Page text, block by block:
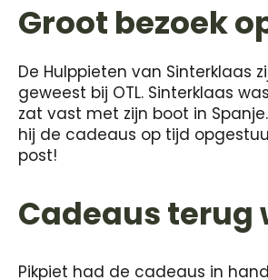
Groot bezoek
De Hulppieten van Sinterklaas
geweest bij OTL. Sinterklaas
zat vast met zijn boot in
hij de cadeaus op tijd
post!
Cadeaus terug
Pikpiet had de cadeaus in